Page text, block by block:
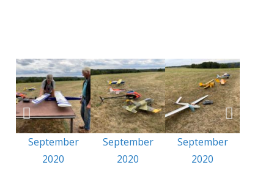
September
2020
September
2020
September
2020